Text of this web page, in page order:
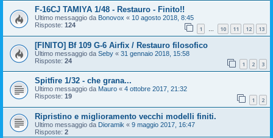
F-16CJ TAMIYA 1/48 - Restauro - Finito!!
Ultimo messaggio da Bonovox « 10 agosto 2018, 8:45
Risposte: 124 1 … 10 11 12 13
[FINITO] Bf 109 G-6 Airfix / Restauro filosofico
Ultimo messaggio da Seby « 31 gennaio 2018, 15:58
Risposte: 24 1 2 3
Spitfire 1/32 - che grana...
Ultimo messaggio da Mauro « 4 ottobre 2017, 21:32
Risposte: 19 1 2
Ripristino e miglioramento vecchi modelli finiti.
Ultimo messaggio da Dioramik « 9 maggio 2017, 16:47
Risposte: 2